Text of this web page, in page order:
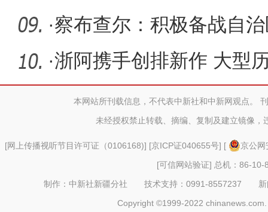
·察布查尔：积极备战自
·浙阿携手创排新作 大型
新疆阿克
本网站所刊载信息，不代表中新社和中新网观点。
未经授权禁止转载、摘编、复制及建立镜像，
[网上传播视听节目许可证（0106168)] [京ICP证040655号] [
京公
[可信网站验证] 总机：86-10-
制作：中新社新疆分社 技术支持：0991-8557237
Copyright ©1999-2022